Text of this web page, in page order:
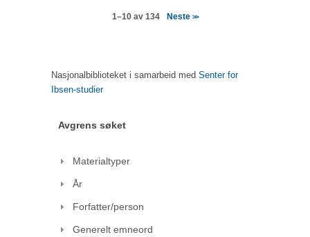
1–10 av 134 Neste >>
Nasjonalbiblioteket i samarbeid med Senter for
Ibsen-studier
Avgrens søket
Materialtyper
År
Forfatter/person
Generelt emneord